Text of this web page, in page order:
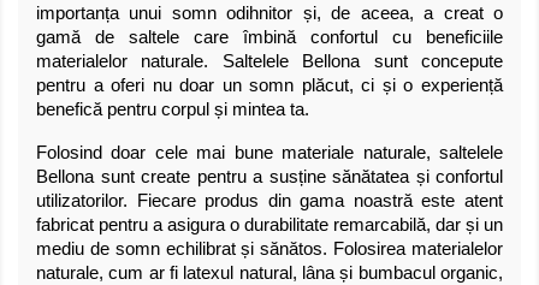
importanța unui somn odihnitor și, de aceea, a creat o
gamă de saltele care îmbină confortul cu beneficiile
materialelor naturale. Saltelele Bellona sunt concepute
pentru a oferi nu doar un somn plăcut, ci și o experiență
benefică pentru corpul și mintea ta.
Folosind doar cele mai bune materiale naturale, saltelele
Bellona sunt create pentru a susține sănătatea și confortul
utilizatorilor. Fiecare produs din gama noastră este atent
fabricat pentru a asigura o durabilitate remarcabilă, dar și un
mediu de somn echilibrat și sănătos. Folosirea materialelor
naturale, cum ar fi latexul natural, lâna și bumbacul organic,